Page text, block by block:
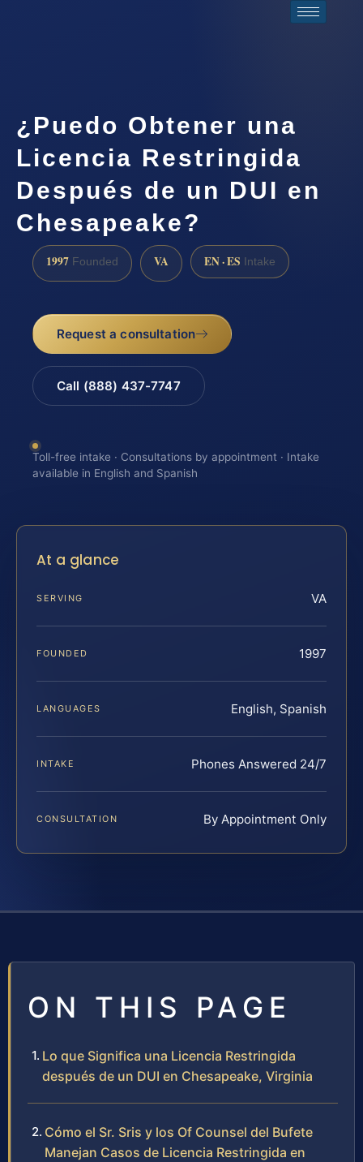
¿Puedo Obtener una
Licencia Restringida
Después de un DUI en
Chesapeake?
1997 Founded VA EN · ES Intake
Request a consultation
Call (888) 437-7747
Toll-free intake · Consultations by appointment · Intake
available in English and Spanish
At a glance
SERVING VA
FOUNDED 1997
LANGUAGES English, Spanish
INTAKE Phones Answered 24/7
CONSULTATION By Appointment Only
ON THIS PAGE
Lo que Significa una Licencia Restringida
después de un DUI en Chesapeake, Virginia
Cómo el Sr. Sris y los Of Counsel del Bufete
Manejan Casos de Licencia Restringida en